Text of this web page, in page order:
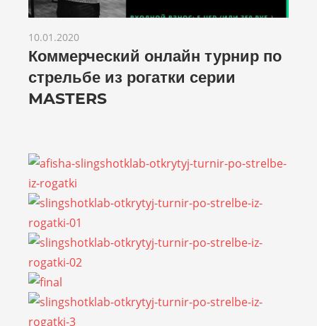
10.01.2020
Коммерческий онлайн турнир по
стрельбе из рогатки серии
MASTERS